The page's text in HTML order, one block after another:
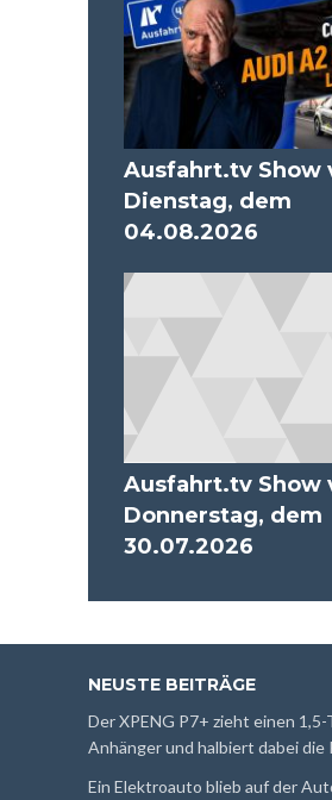
Ausfahrt.tv Show
Dienstag, dem
04.08.2026
Ausfahrt.tv Show
Donnerstag, dem
30.07.2026
NEUSTE BEITRÄGE
Der XPENG P7+ zieht einen
Anhänger und halbiert dabei die
Ein Elektroauto blieb auf der